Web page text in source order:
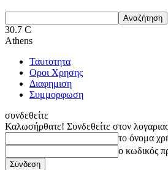
30.7 C
Athens
Ταυτοτητα
Οροι Χρησης
Διαφημιση
Συμμορφωση
συνδεθείτε
Καλωσήρθατε! Συνδεθείτε στον
το όνομα
ο κωδικός